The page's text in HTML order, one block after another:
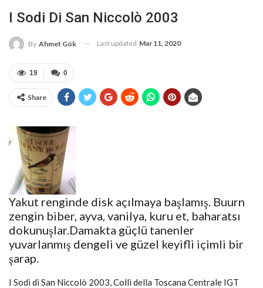
I Sodi Di San Niccolò 2003
By Ahmet Gök Last updated Mar 11, 2020
0
19
Share
Yakut renginde disk açılmaya başlamış. Buurn
zengin biber, ayva, vanilya, kuru et, baharatsı
dokunuşlar.Damakta güçlü tanenler
yuvarlanmış dengeli ve güzel keyifli içimli bir
şarap.
I Sodi di San Niccolò 2003, Colli della Toscana Centrale IGT